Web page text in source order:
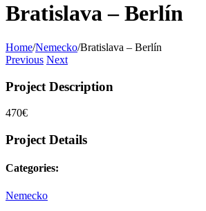
Bratislava – Berlín
Home/Nemecko/Bratislava – Berlín
Previous Next
Project Description
470€
Project Details
Categories:
Nemecko